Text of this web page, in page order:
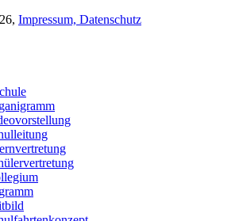
Impressum, Datenschutz